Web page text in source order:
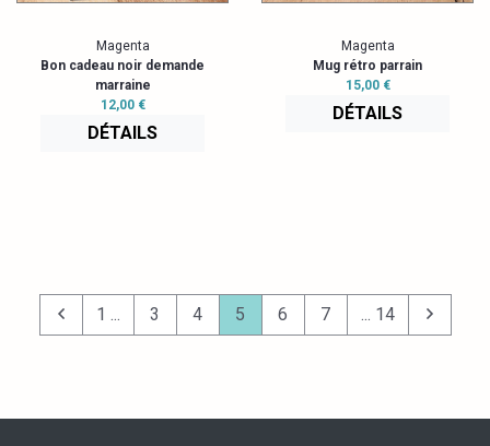
Magenta
Bon cadeau noir demande
marraine
12,00 €
DÉTAILS
Magenta
Mug rétro parrain
15,00 €
DÉTAILS
1 ... 3 4 5 6 7 ... 14